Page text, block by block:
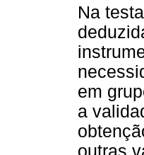
Na
em
a
outras